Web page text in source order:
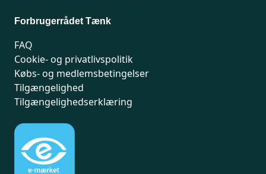
Forbrugerrådet Tænk
FAQ
Cookie- og privatlivspolitik
Købs- og medlemsbetingelser
Tilgængelighed
Tilgængelighedserklæring